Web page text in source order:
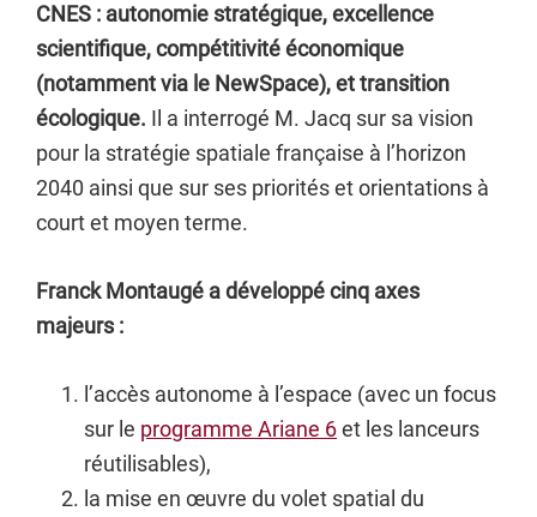
CNES : autonomie stratégique, excellence
scientifique, compétitivité économique
(notamment via le NewSpace), et transition
écologique. Il a interrogé M. Jacq sur sa vision
pour la stratégie spatiale française à l’horizon
2040 ainsi que sur ses priorités et orientations à
court et moyen terme.
Franck Montaugé a développé cinq axes
majeurs :
l’accès autonome à l’espace (avec un focus
sur le programme Ariane 6et les lanceurs
réutilisables),
la mise en œuvre du volet spatial du